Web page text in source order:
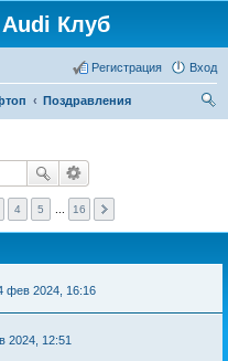
Клуб
Вход
Регистрация
Поздравления
4 5 16
фев 2024, 16:16
2024, 12:51